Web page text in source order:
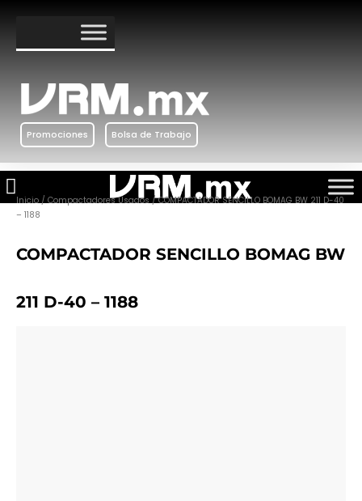
Promociones Bolsa de Trabajo
Inicio/Compactadores Usados/ COMPACTADOR SENCILLO BOMAG BW 211 D-40
– 1188
COMPACTADOR SENCILLO BOMAG BW
211 D-40 – 1188